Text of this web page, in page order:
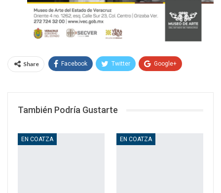
Share Facebook Twitter Google+
También Podría Gustarte
EN COATZA EN COATZA